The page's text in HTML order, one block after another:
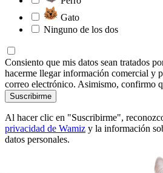
Gato
Ninguno de los dos
Consiento que mis datos sean tratados
hacerme llegar información comercial y
correo electrónico. Asimismo, confirmo
Suscribirme
Al hacer clic en "Suscribirme",
privacidad de Wamiz y la información
datos personales.